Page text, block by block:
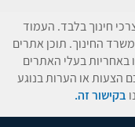
חינוך בלבד. העמוד
החינוך. תוכן אתרים
באחריות בעלי האתרים
הצעות או הערות בנוגע
בקישור זה.